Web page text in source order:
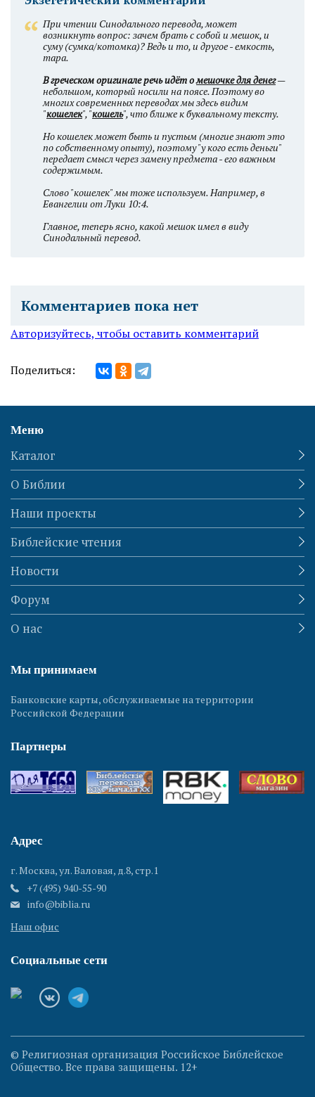
При чтении Синодального перевода, может
возникнуть вопрос: зачем брать с собой и мешок, и
суму (сумка/котомка)? Ведь и то, и другое - емкость,
тара.
В греческом оригинале речь идёт омешочке для денег—
небольшом, который носили на поясе. Поэтому во
многих современных переводах мы здесь видим
"кошелек", "кошель", что ближе к буквальному тексту.
Но кошелек может быть и пустым (многие знают это
по собственному опыту), поэтому "у кого есть деньги"
передает смысл через замену предмета - его важным
содержимым.
Слово "кошелек" мы тоже используем. Например, в
Евангелии от Луки 10:4.
Главное, теперь ясно, какой мешок имел в виду
Синодальный перевод.
Комментариев пока нет
Авторизуйтесь, чтобы оставить комментарий
Поделиться:
Меню
Каталог
О Библии
Наши проекты
Библейские чтения
Новости
Форум
О нас
Мы принимаем
Банковские карты, обслуживаемые на территории
Российской Федерации
Партнеры
Адрес
г. Москва, ул. Валовая, д.8, стр.1
+7 (495) 940-55-90
info@biblia.ru
Наш офис
Социальные сети
© Религиозная организация Российское Библейское
Общество. Все права защищены. 12+